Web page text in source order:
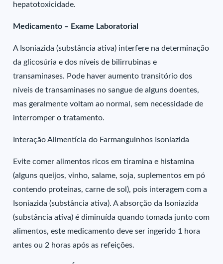
hepatotoxicidade.
Medicamento – Exame Laboratorial
A Isoniazida (substância ativa) interfere na determinação
da glicosúria e dos níveis de bilirrubinas e
transaminases. Pode haver aumento transitório dos
níveis de transaminases no sangue de alguns doentes,
mas geralmente voltam ao normal, sem necessidade de
interromper o tratamento.
Interação Alimentícia do Farmanguinhos Isoniazida
Evite comer alimentos ricos em tiramina e histamina
(alguns queijos, vinho, salame, soja, suplementos em pó
contendo proteínas, carne de sol), pois interagem com a
Isoniazida (substância ativa). A absorção da Isoniazida
(substância ativa) é diminuída quando tomada junto com
alimentos, este medicamento deve ser ingerido 1 hora
antes ou 2 horas após as refeições.